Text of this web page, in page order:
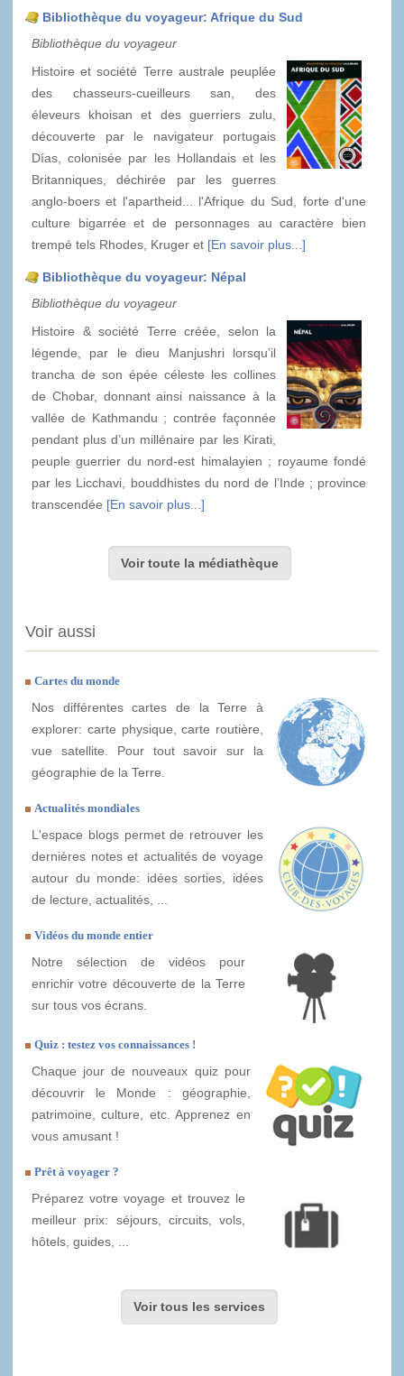
Bibliothèque du voyageur: Afrique du Sud
Bibliothèque du voyageur
Histoire et société Terre australe peuplée
des chasseurs-cueilleurs san, des
éleveurs khoisan et des guerriers zulu,
découverte par le navigateur portugais
Días, colonisée par les Hollandais et les
Britanniques, déchirée par les guerres
anglo-boers et l'apartheid... l'Afrique du Sud, forte d'une
culture bigarrée et de personnages au caractère bien
trempé tels Rhodes, Kruger et [En savoir plus...]
Bibliothèque du voyageur: Népal
Bibliothèque du voyageur
Histoire & société Terre créée, selon la
légende, par le dieu Manjushri lorsqu’il
trancha de son épée céleste les collines
de Chobar, donnant ainsi naissance à la
vallée de Kathmandu ; contrée façonnée
pendant plus d’un millénaire par les Kirati,
peuple guerrier du nord-est himalayien ; royaume fondé
par les Licchavi, bouddhistes du nord de l’Inde ; province
transcendée [En savoir plus...]
Voir toute la médiathèque
Voir aussi
Cartes du monde
Nos différentes cartes de la Terre à
explorer: carte physique, carte routière,
vue satellite. Pour tout savoir sur la
géographie de la Terre.
Actualités mondiales
L'espace blogs permet de retrouver les
dernières notes et actualités de voyage
autour du monde: idées sorties, idées
de lecture, actualités, ...
Vidéos du monde entier
Notre sélection de vidéos pour
enrichir votre découverte de la Terre
sur tous vos écrans.
Quiz : testez vos connaissances !
Chaque jour de nouveaux quiz pour
découvrir le Monde : géographie,
patrimoine, culture, etc. Apprenez en
vous amusant !
Prêt à voyager ?
Préparez votre voyage et trouvez le
meilleur prix: séjours, circuits, vols,
hôtels, guides, ...
Voir tous les services